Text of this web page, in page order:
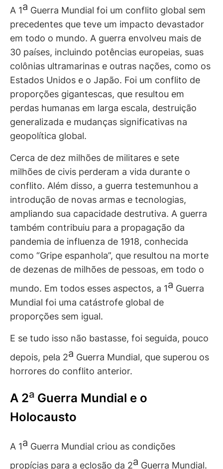
A 1a Guerra Mundial foi um conflito global sem
precedentes que teve um impacto devastador
em todo o mundo. A guerra envolveu mais de
30 países, incluindo potências europeias, suas
colônias ultramarinas e outras nações, como os
Estados Unidos e o Japão. Foi um conflito de
proporções gigantescas, que resultou em
perdas humanas em larga escala, destruição
generalizada e mudanças significativas na
geopolítica global.
Cerca de dez milhões de militares e sete
milhões de civis perderam a vida durante o
conflito. Além disso, a guerra testemunhou a
introdução de novas armas e tecnologias,
ampliando sua capacidade destrutiva. A guerra
também contribuiu para a propagação da
pandemia de influenza de 1918, conhecida
como “Gripe espanhola”, que resultou na morte
de dezenas de milhões de pessoas, em todo o
mundo. Em todos esses aspectos, a 1a Guerra
Mundial foi uma catástrofe global de
proporções sem igual.
E se tudo isso não bastasse, foi seguida, pouco
depois, pela 2a Guerra Mundial, que superou os
horrores do conflito anterior.
A 2a Guerra Mundial e o
Holocausto
A 1a Guerra Mundial criou as condições
propícias para a eclosão da 2a Guerra Mundial.